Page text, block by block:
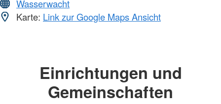
Wasserwacht
Karte: Link zur Google Maps Ansicht
Einrichtungen und
Gemeinschaften